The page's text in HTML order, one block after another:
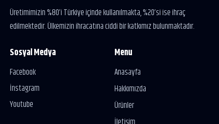
Üretimimizin %80’i Türkiye içinde kullanılmakta, %20’si ise ihraç
edilmektedir. Ülkemizin ihracatına ciddi bir katkımız bulunmaktadır.
Sosyal Medya
Facebook
İnstagram
Youtube
Menu
Anasayfa
Hakkımızda
Ürünler